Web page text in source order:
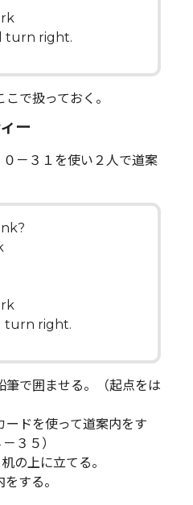
turn right.
で扱っておく。
ー
－３１を使い２人で道案
turn right.
筆で囲ませる。（起点をは
ドを使って道案内をす
３５）
の上に立てる。
する。